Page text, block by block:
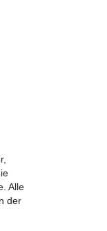
Alle
der